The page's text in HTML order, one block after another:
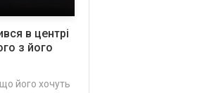
в центрі
з його
його хочуть